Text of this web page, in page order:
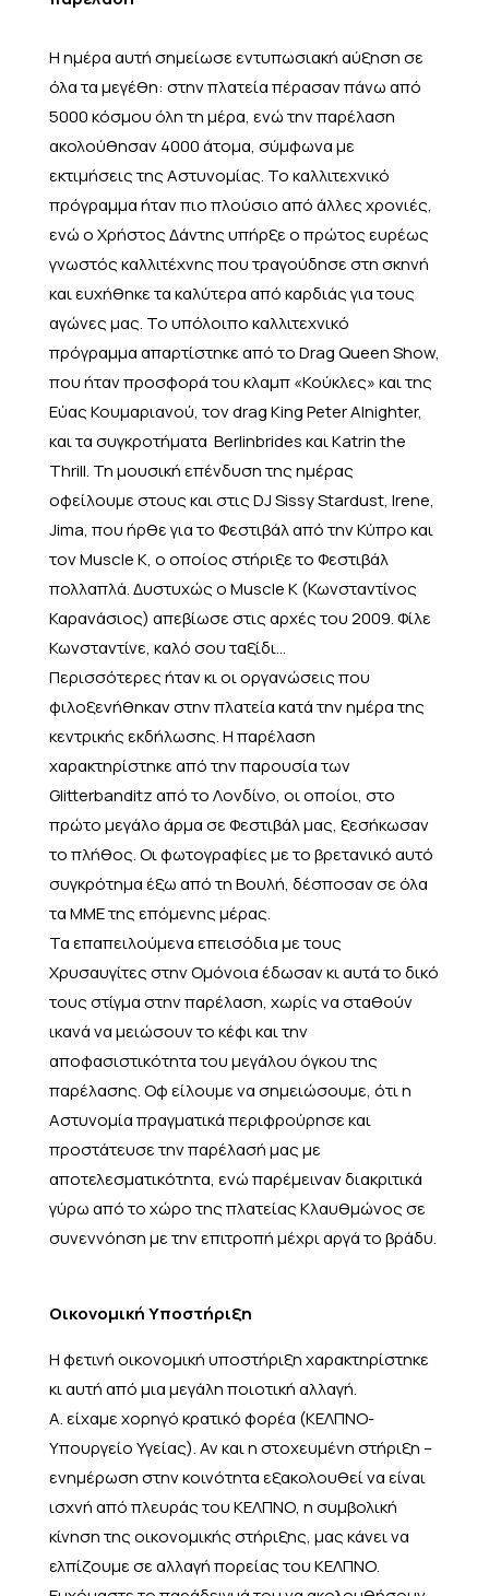
Η ημέρα αυτή σημείωσε εντυπωσιακή αύξηση σε
όλα τα μεγέθη: στην πλατεία πέρασαν πάνω από
5000 κόσμου όλη τη μέρα, ενώ την παρέλαση
ακολούθησαν 4000 άτομα, σύμφωνα με
εκτιμήσεις της Αστυνομίας. Το καλλιτεχνικό
πρόγραμμα ήταν πιο πλούσιο από άλλες χρονιές,
ενώ ο Χρήστος Δάντης υπήρξε ο πρώτος ευρέως
γνωστός καλλιτέχνης που τραγούδησε στη σκηνή
και ευχήθηκε τα καλύτερα από καρδιάς για τους
αγώνες μας. Το υπόλοιπο καλλιτεχνικό
πρόγραμμα απαρτίστηκε από το Drag Queen Show,
που ήταν προσφορά του κλαμπ «Κούκλες» και της
Εύας Κουμαριανού, τον drag King Peter Alnighter,
και τα συγκροτήματα Berlinbrides και Katrin the
Thrill. Τη μουσική επένδυση της ημέρας
οφείλουμε στους και στις DJ Sissy Stardust, Irene,
Jima, που ήρθε για το Φεστιβάλ από την Κύπρο και
τον Muscle K, o οποίος στήριξε το Φεστιβάλ
πολλαπλά. Δυστυχώς ο Muscle K (Κωνσταντίνος
Καρανάσιος) απεβίωσε στις αρχές του 2009. Φίλε
Κωνσταντίνε, καλό σου ταξίδι…
Περισσότερες ήταν κι οι οργανώσεις που
φιλοξενήθηκαν στην πλατεία κατά την ημέρα της
κεντρικής εκδήλωσης. Η παρέλαση
χαρακτηρίστηκε από την παρουσία των
Glitterbanditz από το Λονδίνο, οι οποίοι, στο
πρώτο μεγάλο άρμα σε Φεστιβάλ μας, ξεσήκωσαν
το πλήθος. Οι φωτογραφίες με το βρετανικό αυτό
συγκρότημα έξω από τη Βουλή, δέσποσαν σε όλα
τα ΜΜΕ της επόμενης μέρας.
Τα επαπειλούμενα επεισόδια με τους
Χρυσαυγίτες στην Ομόνοια έδωσαν κι αυτά το δικό
τους στίγμα στην παρέλαση, χωρίς να σταθούν
ικανά να μειώσουν το κέφι και την
αποφασιστικότητα του μεγάλου όγκου της
παρέλασης. Οφ είλουμε να σημειώσουμε, ότι η
Αστυνομία πραγματικά περιφρούρησε και
προστάτευσε την παρέλασή μας με
αποτελεσματικότητα, ενώ παρέμειναν διακριτικά
γύρω από το χώρο της πλατείας Κλαυθμώνος σε
συνεννόηση με την επιτροπή μέχρι αργά το βράδυ.
Οικονομική Υποστήριξη
Η φετινή οικονομική υποστήριξη χαρακτηρίστηκε
κι αυτή από μια μεγάλη ποιοτική αλλαγή.
Α. είχαμε χορηγό κρατικό φορέα (ΚΕΛΠΝΟ-
Υπουργείο Υγείας). Αν και η στοχευμένη στήριξη –
ενημέρωση στην κοινότητα εξακολουθεί να είναι
ισχνή από πλευράς του ΚΕΛΠΝΟ, η συμβολική
κίνηση της οικονομικής στήριξης, μας κάνει να
ελπίζουμε σε αλλαγή πορείας του ΚΕΛΠΝΟ.